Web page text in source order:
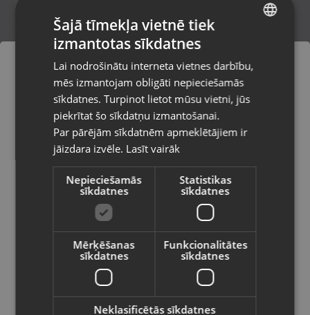
MaXlife USB A-Lightning
Bauska, Salātu iela 29
Stāvoklis Jauns (Garantija 24 mēneši)
2.10€
maXlife USB-C To Lightning PD Cable
Pasūtījumi tiks piegādāti uz
izvēlēto valsti
Vietnes saturs būs attēlots izvēlētajā
valodā
Valsts
Latviešu / Latvian
RUSSIAN
Šajā tīmekļa vietnē tiek
izmantotas sīkdatnes
Lai nodrošinātu interneta vietnes darbību,
mēs izmantojam obligāti nepieciešamās
sīkdatnes. Turpinot lietot mūsu vietni, jūs
piekrītat šo sīkdatņu izmantošanai.
Par pārējām sīkdatnēm apmeklētājiem ir
jāizdara izvēle. Lasīt vairāk
Nepieciešamās
sīkdatnes
Statistikas
sīkdatnes
Mērķēšanas
sīkdatnes
Funkcionalitātes
sīkdatnes
Neklasificētās sīkdatnes